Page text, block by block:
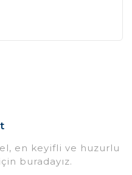
en keyifli ve huzurlu
buradayız.